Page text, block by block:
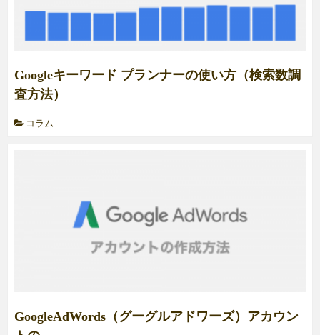
Googleキーワード プランナーの使い方（検索数調
査方法）
コラム
GoogleAdWords（グーグルアドワーズ）アカウン